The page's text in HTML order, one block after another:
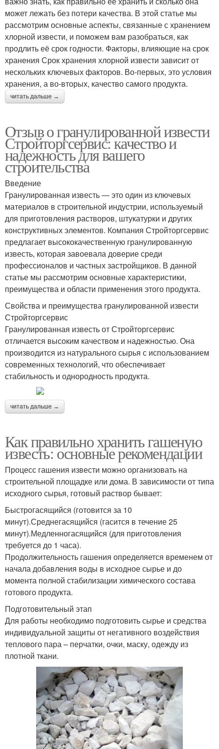
может лежать без потери качества. В этой статье мы
рассмотрим основные аспекты, связанные с хранением
хлорной извести, и поможем вам разобраться, как
продлить её срок годности. Факторы, влияющие на срок
хранения Срок хранения хлорной извести зависит от
нескольких ключевых факторов. Во-первых, это условия
хранения, а во-вторых, качество самого продукта.
читать дальше →
Отзыв о гранулированной извести
Стройторгсервис: качество и
надежность для вашего
строительства
Введение
Гранулированная известь — это один из ключевых
материалов в строительной индустрии, используемый
для приготовления растворов, штукатурки и других
конструктивных элементов. Компания Стройторгсервис
предлагает высококачественную гранулированную
известь, которая завоевала доверие среди
профессионалов и частных застройщиков. В данной
статье мы рассмотрим основные характеристики,
преимущества и области применения этого продукта.
Свойства и преимущества гранулированной извести
Стройторгсервис
Гранулированная известь от Стройторгсервис
отличается высоким качеством и надежностью. Она
производится из натурального сырья с использованием
современных технологий, что обеспечивает
стабильность и однородность продукта.
читать дальше →
Как правильно хранить гашеную
известь: основные рекомендации
Процесс гашения извести можно организовать на
строительной площадке или дома. В зависимости от типа
исходного сырья, готовый раствор бывает:
Быстрогасящийся (готовится за 10
минут).Среднегасящийся (гасится в течение 25
минут).Медленногасящийся (для приготовления
требуется до 1 часа).
Продолжительность гашения определяется временем от
начала добавления воды в исходное сырье и до
момента полной стабилизации химического состава
готового продукта.
Подготовительный этап
Для работы необходимо подготовить сырье и средства
индивидуальной защиты от негативного воздействия
теплового пара – перчатки, очки, маску, одежду из
плотной ткани.